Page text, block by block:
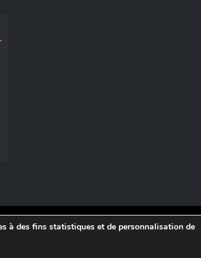
à des fins statistiques et de personnalisation de